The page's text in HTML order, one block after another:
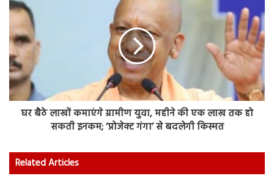
घर बैठे लाखों कमाएंगे ग्रामीण युवा, महीने की एक लाख तक हो
सकती इनकम; ‘प्रोजेक्ट गंगा’ से बदलेगी किस्मत
Related Articles